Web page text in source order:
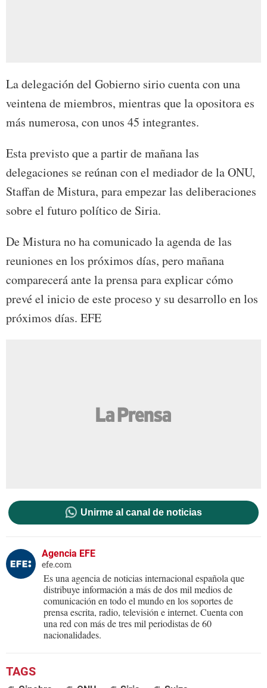
La delegación del Gobierno sirio cuenta con una
veintena de miembros, mientras que la opositora es
más numerosa, con unos 45 integrantes.
Esta previsto que a partir de mañana las
delegaciones se reúnan con el mediador de la ONU,
Staffan de Mistura, para empezar las deliberaciones
sobre el futuro político de Siria.
De Mistura no ha comunicado la agenda de las
reuniones en los próximos días, pero mañana
comparecerá ante la prensa para explicar cómo
prevé el inicio de este proceso y su desarrollo en los
próximos días. EFE
Unirme al canal de noticias
Agencia EFE
efe.com
Es una agencia de noticias internacional española que
distribuye información a más de dos mil medios de
comunicación en todo el mundo en los soportes de
prensa escrita, radio, televisión e internet. Cuenta con
una red con más de tres mil periodistas de 60
nacionalidades.